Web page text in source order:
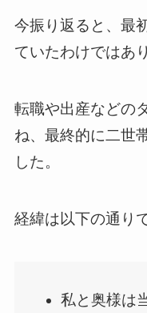
今振り返ると、最
ていたわけではあ
転職や出産などの
ね、最終的に二世
した。
経緯は以下の通り
私と奥様は